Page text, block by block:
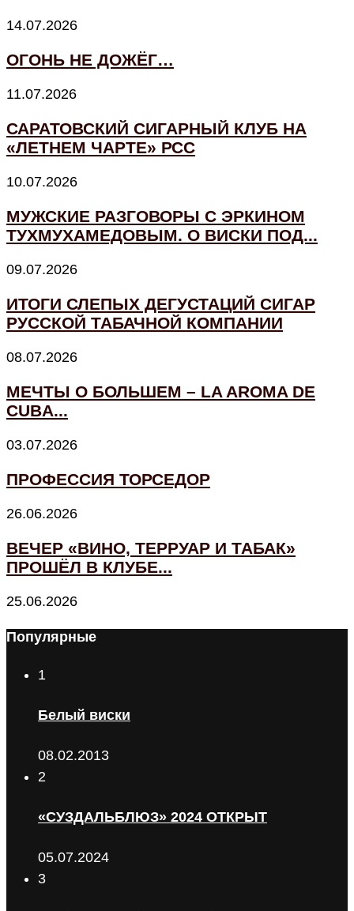
14.07.2026
ОГОНЬ НЕ ДОЖЁГ…
11.07.2026
САРАТОВСКИЙ СИГАРНЫЙ КЛУБ НА
«ЛЕТНЕМ ЧАРТЕ» РСС
10.07.2026
МУЖСКИЕ РАЗГОВОРЫ С ЭРКИНОМ
ТУХМУХАМЕДОВЫМ. О ВИСКИ ПОД...
09.07.2026
ИТОГИ СЛЕПЫХ ДЕГУСТАЦИЙ СИГАР
РУССКОЙ ТАБАЧНОЙ КОМПАНИИ
08.07.2026
МЕЧТЫ О БОЛЬШЕМ – LA AROMA DE
CUBA...
03.07.2026
ПРОФЕССИЯ ТОРСЕДОР
26.06.2026
ВЕЧЕР «ВИНО, ТЕРРУАР И ТАБАК»
ПРОШЁЛ В КЛУБЕ...
25.06.2026
Популярные
1
Белый виски
08.02.2013
2
«СУЗДАЛЬБЛЮЗ» 2024 ОТКРЫТ
05.07.2024
3